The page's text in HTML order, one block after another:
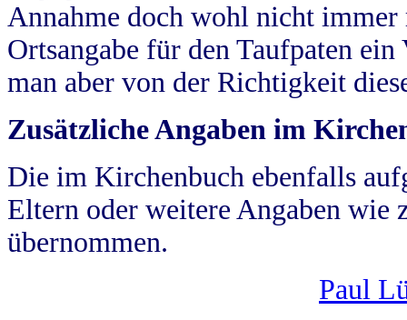
Annahme doch wohl nicht
Ortsangabe für den Taufpaten
man aber von der Richtigkeit
Zusätzliche Angaben im
Die im Kirchenbuch ebenfalls
Eltern oder weitere Angaben wie
übernommen.
Paul